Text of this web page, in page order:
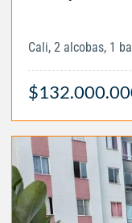
Cali, 2 alcobas, 1